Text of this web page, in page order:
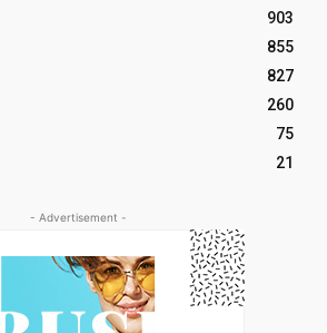
903
855
827
260
75
21
- Advertisement -